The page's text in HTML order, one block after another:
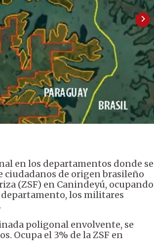
en los departamentos donde se
ciudadanos de origen brasileño
(ZSF) en Canindeyú, ocupando
departamento, los militares
poligonal envolvente, se
Ocupa el 3% de la ZSF en